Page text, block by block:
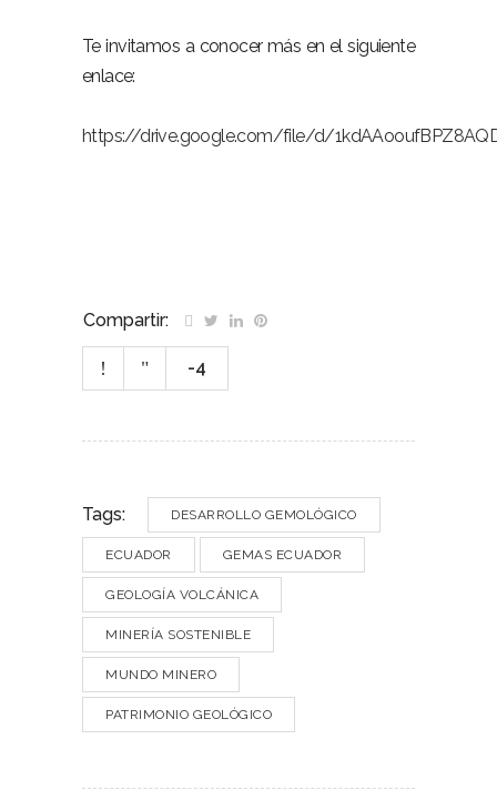
Te invitamos a conocer más en el siguiente
enlace:
https://drive.google.com/file/d/
Compartir:
-4
Tags: DESARROLLO GEMOLÓGICO
ECUADOR GEMAS ECUADOR
GEOLOGÍA VOLCÁNICA
MINERÍA SOSTENIBLE
MUNDO MINERO
PATRIMONIO GEOLÓGICO